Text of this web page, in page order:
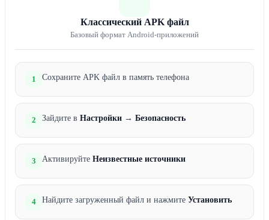
Классический APK файл
Базовый формат Android-приложений
1 Сохраните APK файл в память телефона
2 Зайдите в Настройки → Безопасность
3 Активируйте Неизвестные источники
4 Найдите загруженный файл и нажмите Установить